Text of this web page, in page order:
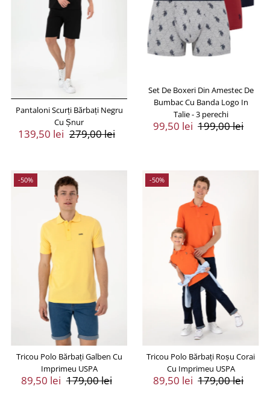
Preț, de la mic la mare
Preț, de la mare la mic
Data, de la vechi la
nou
Pantaloni Scurți Bărbați Negru
Cu Șnur
Preț
139,50 lei Preț
279,00 lei
Set De Boxeri Din Amestec De
Bumbac Cu Banda Logo In
Talie - 3 perechi
Preț
99,50 lei Preț
199,00 lei
-50%
Tricou Polo Bărbați Galben Cu
Imprimeu USPA
Preț
89,50 lei Preț
179,00 lei
-50%
Tricou Polo Bărbați Roșu Corai
Cu Imprimeu USPA
Preț
89,50 lei Preț
179,00 lei